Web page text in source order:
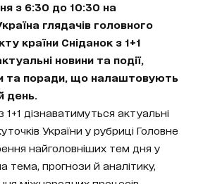
з 6:30 до 10:30 на
глядачів головного
країни Сніданок з 1+1
новини та події,
та поради, що налаштовують
день.
1+1 дізнаватимуться актуальні
України у рубриці Головне
найголовніших тем дня у
тема, прогнози й аналітику,